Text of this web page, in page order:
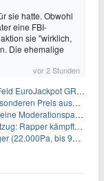
sie hatte. Obwohl
eine FBI-
sie "wirklich,
Die ehemalige
vor 2 Stunden
GRATIS spielen
Preis ausgezeichnet
Moderationspartnerin
lebensbedrohliche Alkoholsucht
90 Min. Laufzeit) für 169€